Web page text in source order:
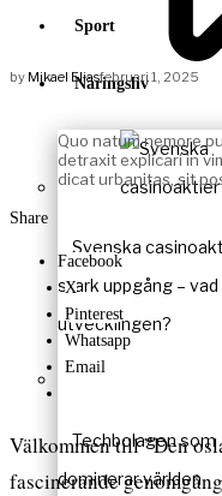
Sport
Näringsliv
Svenska
stark uppgång –
utvecklingen?
Techbolagen som
dominerar världen
by Mikael Eliasfebruari 1, 2025
Quo natum nemore
detraxit explicari in
dicat urbanitas, sit
Share
Facebook
X
Pinterest
Whatsapp
Email
Välkommen till ”Den
fascinerande